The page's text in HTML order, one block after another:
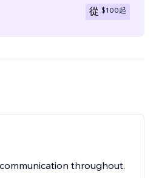
從 $100起
throughout.